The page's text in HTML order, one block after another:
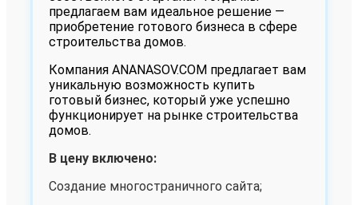
предлагаем вам идеальное решение —
приобретение готового бизнеса в сфере
строительства домов.
Компания ANANASOV.COM предлагает вам
уникальную возможность купить
готовый бизнес, который уже успешно
функционирует на рынке строительства
домов.
В цену включено:
Создание многостраничного сайта;